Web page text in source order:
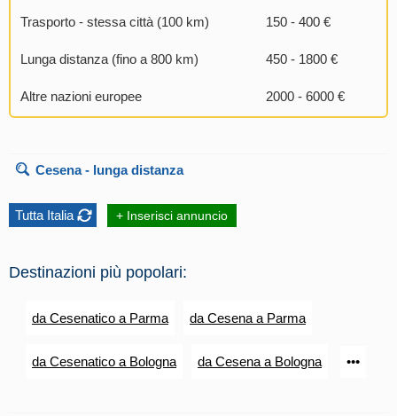
Trasporto - stessa città (100 km) 150 - 400 €
Lunga distanza (fino a 800 km) 450 - 1800 €
Altre nazioni europee 2000 - 6000 €
Cesena- lunga distanza
Tutta Italia + Inserisci annuncio
Destinazioni più popolari:
da Cesenatico a Parma da Cesena a Parma
da Cesenatico a Bologna da Cesena a Bologna •••